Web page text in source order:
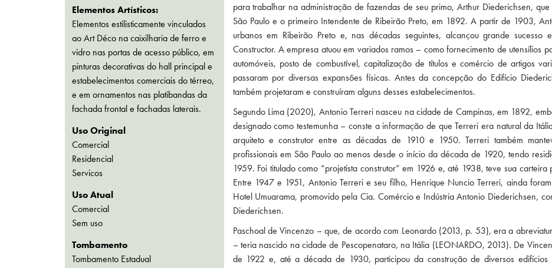
Elementos Artísticos:
Elementos estilisticamente vinculados
ao Art Déco na caixilharia de ferro e
vidro nas portas de acesso público, em
pinturas decorativas do hall principal e
estabelecimentos comerciais do térreo,
e em ornamentos nas platibandas da
fachada frontal e fachadas laterais.
Uso Original
Comercial
Residencial
Servicos
Uso Atual
Comercial
Sem uso
Tombamento
Tombamento Estadual
para trabalhar na administração de fazendas de seu primo, Arthur Diederichsen,
São Paulo e o primeiro Intendente de Ribeirão Preto, em 1892. A partir de 1903,
urbanos em Ribeirão Preto e, nas décadas seguintes, alcançou grande
Constructor. A empresa atuou em variados ramos – como fornecimento de utensílios
automóveis, posto de combustível, capitalização de títulos e comércio de artigos
passaram por diversas expansões físicas. Antes da concepção do Edifício
também projetaram e construíram alguns desses estabelecimentos.
Segundo Lima (2020), Antonio Terreri nasceu na cidade de Campinas, em 1892,
designado como testemunha – conste a informação de que Terreri era natural da
arquiteto e construtor entre as décadas de 1910 e 1950. Terreri também
profissionais em São Paulo ao menos desde o início da década de 1920, tendo
1959. Foi titulado como “projetista construtor” em 1926 e, até 1938, teve sua
Entre 1947 e 1951, Antonio Terreri e seu filho, Henrique Nuncio Terreri, ainda
Hotel Umuarama, promovido pela Cia. Comércio e Indústria Antonio Diederichsen,
Diederichsen.
Paschoal de Vincenzo – que, de acordo com Leonardo (2013, p. 53), era a
– teria nascido na cidade de Pescopenataro, na Itália (LEONARDO, 2013). De
de 1922 e, até a década de 1930, participou da construção de diversos edifícios